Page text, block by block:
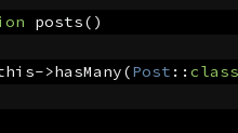
posts()
->hasMany(Post :: class